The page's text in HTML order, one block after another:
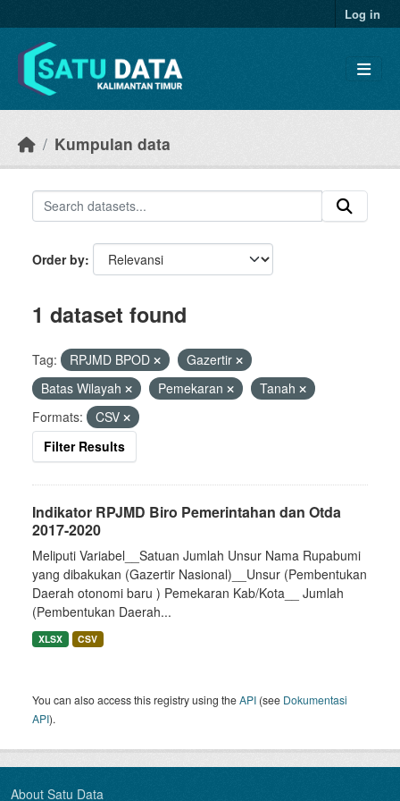
Log in
Kumpulan data
Order by
1 dataset found
Tag: RPJMD BPOD
Gazertir
Batas Wilayah
Pemekaran
Tanah
Formats:
CSV
Filter Results
Indikator RPJMD Biro Pemerintahan dan Otda
2017-2020
Meliputi Variabel__Satuan Jumlah Unsur Nama Rupabumi
yang dibakukan (Gazertir Nasional)__Unsur (Pembentukan
Daerah otonomi baru ) Pemekaran Kab/Kota__ Jumlah
(Pembentukan Daerah...
XLSX CSV
You can also access this registry using theAPI (see Dokumentasi
API).
About Satu Data